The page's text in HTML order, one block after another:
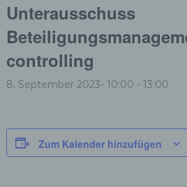
Unterausschuss
controlling
8. September 2023- 10:00 - 13:00
Zum Kalender hinzufügen